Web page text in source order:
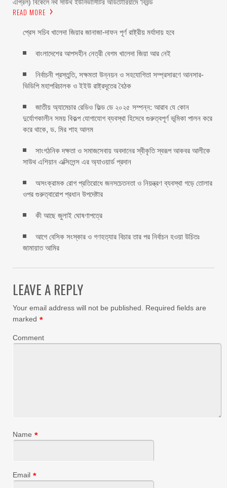
এপ্রিল) বিকেলে নর্থ সাউথ ইউনিভার্সিটির অডিটোরিয়ামে ‘বিয়ন্ড
READ MORE
প্রেস সচিব খালেদা জিয়ার জানাজা-দাফন পূর্ণ রাষ্ট্রীয় মর্যাদায় হবে
বাংলাদেশের আপসহীন নেত্রী বেগম খালেদা জিয়া আর নেই
নির্বাচনী প্রস্তুতি, সক্ষমতা উন্নয়ন ও সহযোগিতা সম্প্রসারণে আনসার-
ভিডিপি মহাপরিচালক ও ইইউ রাষ্ট্রদূতের বৈঠক
জাতীয় অ্যামেচার রেডিও ফিল্ড ডে ২০২৫ সম্পন্ন: আরাব যে কোন
দুর্যোগকালীন সময় বিকল্প যোগাযোগ ব্যবস্থা হিসেবে গুরুত্বপূর্ণ ভূমিকা পালন করে
করে থাকে, ড. মির শাহ আলম
সাংগঠনিক দক্ষতা ও সমাজসেবায় অবদানের স্বীকৃতি স্বরূপ আকবর আলীকে
সাউথ এশিয়ান এক্সিলেন্স এর অ্যাওয়ার্ড প্রদান
অসংক্রামক রোগ প্রতিরোধে জনসচেতনতা ও নিয়ন্ত্রণ ব্যবস্থা গড়ে তোলার
ওপর গুরুত্বারোপ প্রধান উপদেষ্টার
কী আছে জুলাই ঘোষণাপত্রে
আগে বেসিক সংস্কার ও গণহত্যার বিচার তার পর নির্বাচন হওয়া উচিতঃ
জামায়াত আমির
LEAVE A REPLY
Your email address will not be published.
Required fields are
marked *
Comment
Name *
Email *